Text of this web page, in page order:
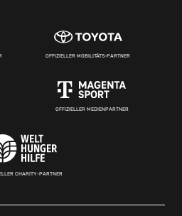
OFFIZIELLER MOBILITÄTS-PARTNER
OFFIZIELLER MEDIENPARTNER
CHARITY-PARTNER